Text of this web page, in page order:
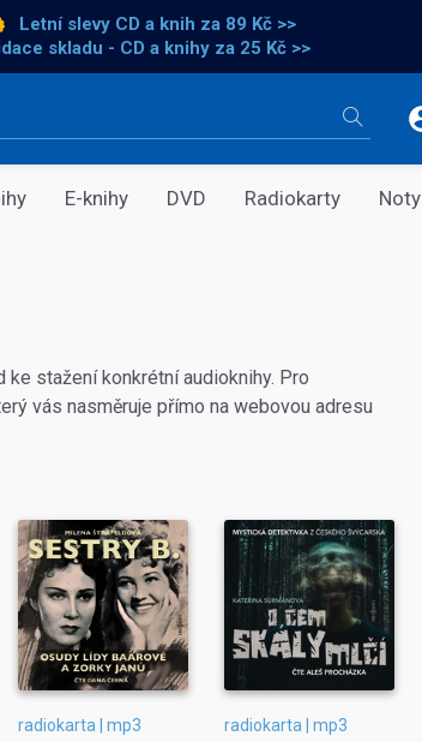
Letní slevy CD a knih za 89 Kč >>
skladu - CD a knihy za 25 Kč >>
E-knihy DVD Radiokarty Noty
stažení konkrétní audioknihy. Pro
vás nasměruje přímo na webovou adresu
radiokarta | mp3 radiokarta | mp3